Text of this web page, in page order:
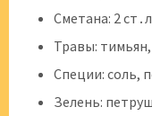
Сметана: 2
Травы:
Специи: соль,
Зелень: